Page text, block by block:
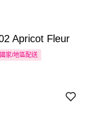
Apricot Fleur
國家/地區配送